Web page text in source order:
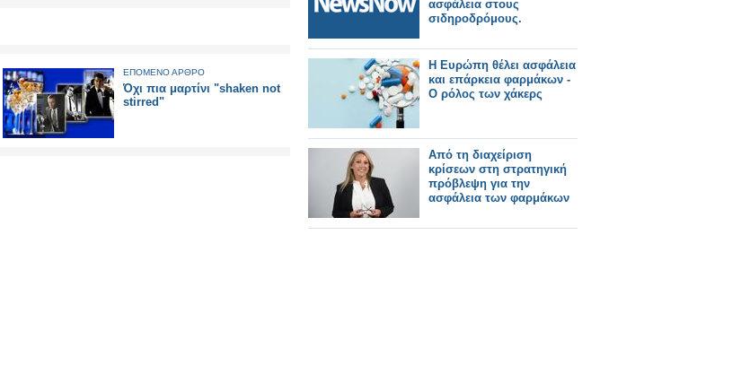
ΕΠΟΜΕΝΟ ΑΡΘΡΟ
Όχι πια μαρτίνι "shaken not
stirred"
ασφάλεια στους
σιδηροδρόμους.
Η Ευρώπη θέλει ασφάλεια
και επάρκεια φαρμάκων -
Ο ρόλος των χάκερς
Από τη διαχείριση
κρίσεων στη στρατηγική
πρόβλεψη για την
ασφάλεια των φαρμάκων